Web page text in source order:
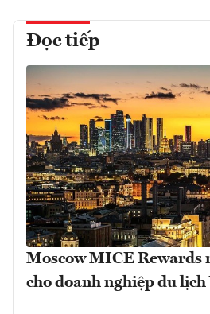
Đọc tiếp
Moscow MICE Rewards
cho doanh nghiệp du